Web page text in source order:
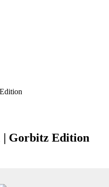
| Gorbitz Edition